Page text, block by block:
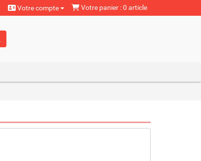
Votre compte Votre panier : 0 article